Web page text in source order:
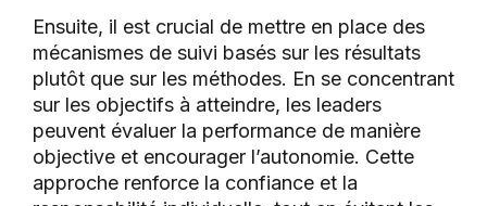
Ensuite, il est crucial de mettre en place des
mécanismes de suivi basés sur les résultats
plutôt que sur les méthodes. En se concentrant
sur les objectifs à atteindre, les leaders
peuvent évaluer la performance de manière
objective et encourager l’autonomie. Cette
approche renforce la confiance et la